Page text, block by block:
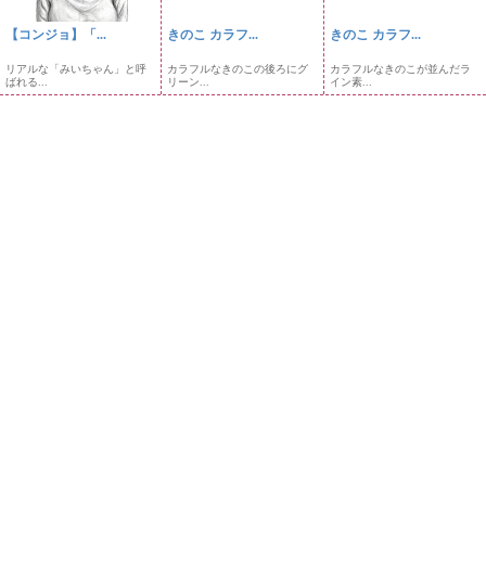
【コンジョ】「...
リアルな「みいちゃん」と呼
ばれる...
きのこ カラフ...
カラフルなきのこの後ろにグ
リーン...
きのこ カラフ...
カラフルなきのこが並んだラ
イン素...